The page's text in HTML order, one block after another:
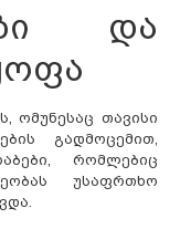
და
ომუნესაც თავისი
გადმოცემით,
რომლებიც
უსაფრთხო